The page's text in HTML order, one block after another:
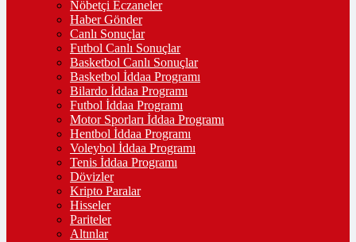
Nöbetçi Eczaneler
Haber Gönder
Canlı Sonuçlar
Futbol Canlı Sonuçlar
Basketbol Canlı Sonuçlar
Basketbol İddaa Programı
Bilardo İddaa Programı
Futbol İddaa Programı
Motor Sporları İddaa Programı
Hentbol İddaa Programı
Voleybol İddaa Programı
Tenis İddaa Programı
Dövizler
Kripto Paralar
Hisseler
Pariteler
Altınlar